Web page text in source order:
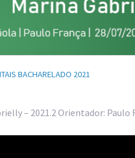
BACHARELADO 2021
– 2021.2 Orientador: Paulo